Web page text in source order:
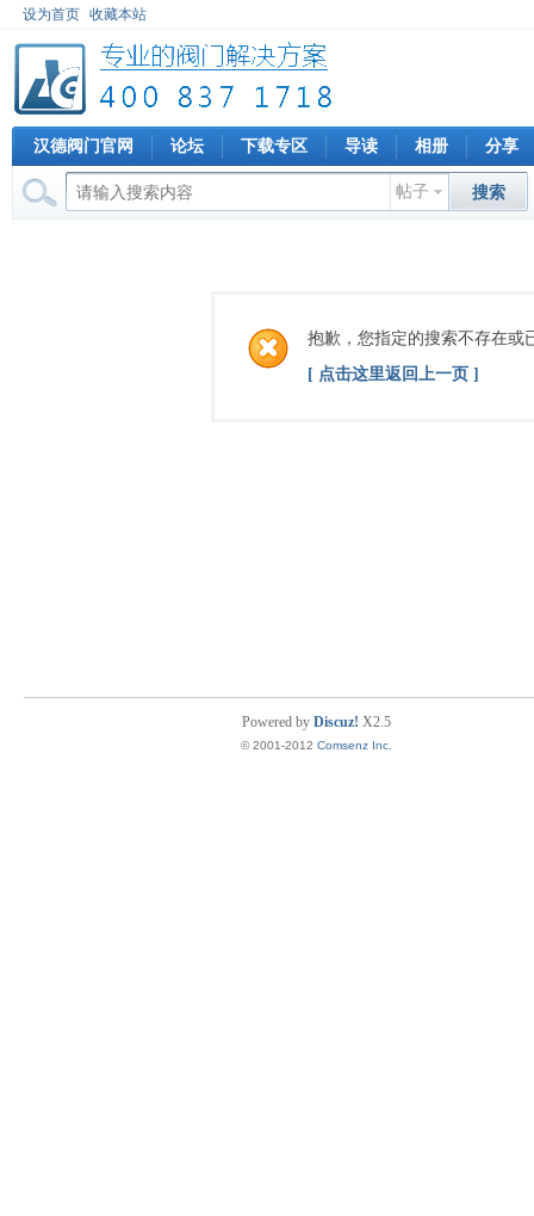
设为首页 收藏本站
汉德阀门官网 论坛 下载专区 导读 相册 分享
帖子 搜索
抱歉，您指定的搜索不存在或
[ 点击这里返回上一页 ]
Powered by Discuz! X2.5
© 2001-2012 Comsenz Inc.